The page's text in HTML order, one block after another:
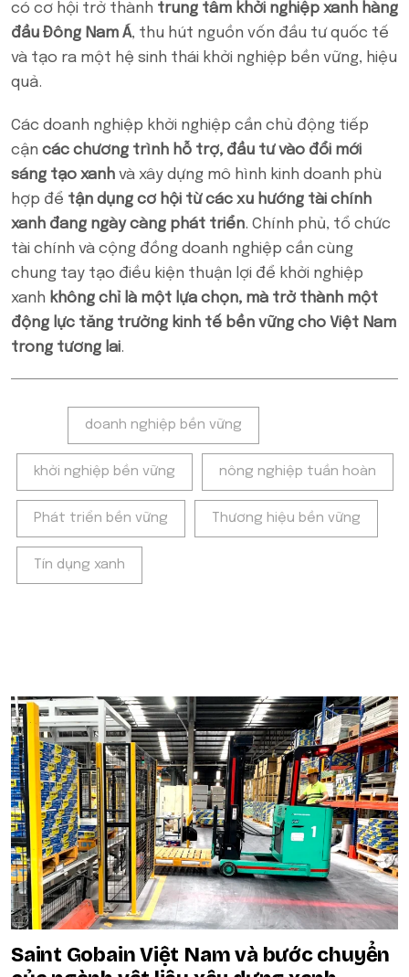
có cơ hội trở thành trung tâm khởi nghiệp xanh hàng
đầu Đông Nam Á, thu hút nguồn vốn đầu tư quốc tế
và tạo ra một hệ sinh thái khởi nghiệp bền vững, hiệu
quả.
Các doanh nghiệp khởi nghiệp cần chủ động tiếp
cận các chương trình hỗ trợ, đầu tư vào đổi mới
sáng tạo xanh và xây dựng mô hình kinh doanh phù
hợp để tận dụng cơ hội từ các xu hướng tài chính
xanh đang ngày càng phát triển. Chính phủ, tổ chức
tài chính và cộng đồng doanh nghiệp cần cùng
chung tay tạo điều kiện thuận lợi để khởi nghiệp
xanh không chỉ là một lựa chọn, mà trở thành một
động lực tăng trưởng kinh tế bền vững cho Việt Nam
trong tương lai.
doanh nghiệp bền vững
khởi nghiệp bền vững nông nghiệp tuần hoàn
Phát triển bền vững Thương hiệu bền vững
Tín dụng xanh
Saint Gobain Việt Nam và bước chuyển